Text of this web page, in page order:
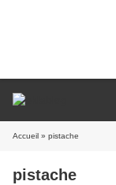
Accueil » pistache
pistache